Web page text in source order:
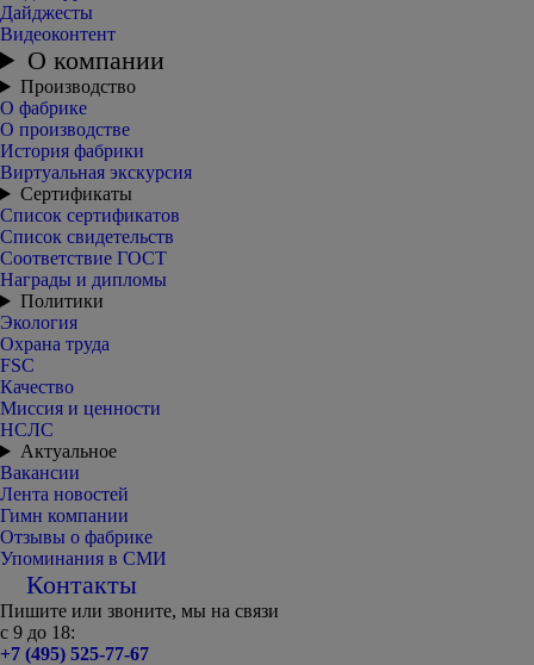
Дайджесты
Видеоконтент
О компании
Производство
О фабрике
О производстве
История фабрики
Виртуальная экскурсия
Сертификаты
Список сертификатов
Список свидетельств
Соответствие ГОСТ
Награды и дипломы
Политики
Экология
Охрана труда
FSC
Качество
Миссия и ценности
НСЛС
Актуальное
Вакансии
Лента новостей
Гимн компании
Отзывы о фабрике
Упоминания в СМИ
Контакты
Пишите или звоните, мы на связи
с 9 до 18:
+7 (495) 525-77-67